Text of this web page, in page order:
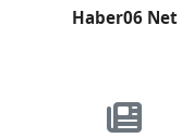
Haber06 Net